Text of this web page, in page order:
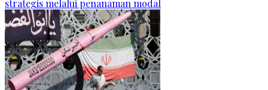
strategis melalui penanaman modal